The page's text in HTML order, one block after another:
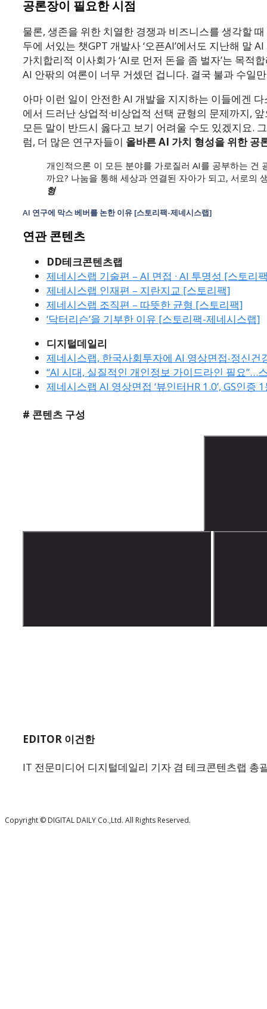
공론장이 필요한 시점
물론, 생존을 위한 치열한 경쟁과 비즈니스를 생각할
두에 서있는 챗GPT 개발사 ‘오픈AI’에서도 지난해 말
가치합리적 이사회가 ‘AI로 먼저 돈을 좀 벌자’는 목
AI 안팎의 여론이 너무 거셌던 겁니다. 결국 불과 수일
아마 이런 일이 안전한 AI 개발을 지지하는 이들에겐
에서 드러난 상업적·비상업적 선택 균형의 문제까지,
모든 말이 반드시 옳다고 보기 어려울 수도 있겠지요.
럼, 더 많은 연구자들이 올바른 AI 가치 형성을 위한 공
개인적으론 이 모든 분야를 가로질러 AI를 공부하는 건
까요? 나눔을 통해 세상과 연결된 자아가 되고, 서로의
형
AI 연구에 막스 베버를 논한 이유 [스토리팩-제네시스랩]
연관 콘텐츠
DD테크콘텐츠랩
제네시스랩 기술편 – AI 면접 · AI 투명성 [스토리
제네시스랩 인재편 – 지란지교 [스토리팩]
제네시스랩 조직편 – 따뜻한 균형 [스토리팩]
‘닥터리슨’을 기부한 이유 [스토리팩-제네시스랩]
디지털데일리
제네시스랩, 한국사회투자에 AI 영상면접‧정신건
“AI 시대, 실질적인 개인정보 가이드라인 필요”…
제네시스랩 AI 영상면접 ‘뷰인터HR 1.0’, GS인증
# 콘텐츠 구성
EDITOR 이건한
IT 전문미디어 디지털데일리 기자 겸 테크콘텐츠랩
Copyright © DIGITAL DAILY Co.,Ltd. All Rights Reserved.